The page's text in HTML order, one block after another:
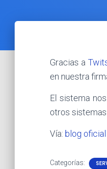
Gracias a
en nuestra
El sistema
otros
Vía: blog
Categorías: